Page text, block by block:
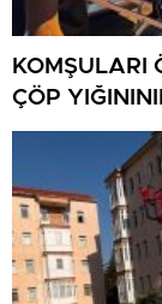
KOMŞULARI
ÇÖP